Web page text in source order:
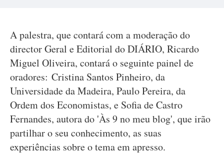
A palestra, que contará com a moderação do
director Geral e Editorial do DIÁRIO, Ricardo
Miguel Oliveira, contará o seguinte painel de
oradores: Cristina Santos Pinheiro, da
Universidade da Madeira, Paulo Pereira, da
Ordem dos Economistas, e Sofia de Castro
Fernandes, autora do 'Às 9 no meu blog', que irão
partilhar o seu conhecimento, as suas
experiências sobre o tema em apresso.